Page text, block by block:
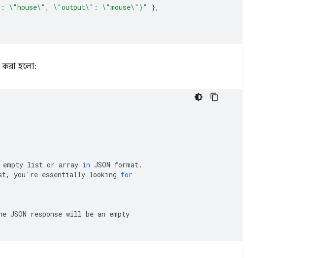
\"house\", \"output\": \"mouse\"}"
},
করা হলো:
empty list or array in JSON format.
you ' re essentially looking for
JSON response will be an empty